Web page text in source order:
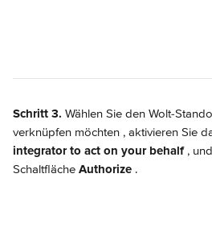
Schritt 3. Wählen Sie den Wolt-
verknüpfen möchten , aktivieren Sie
integrator to act on your behalf ,
Schaltfläche Authorize .